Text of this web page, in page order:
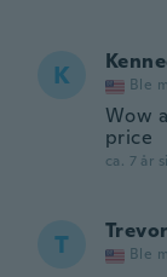
K Ble
Wow
price
ca. 7 år
T Trevor
Ble